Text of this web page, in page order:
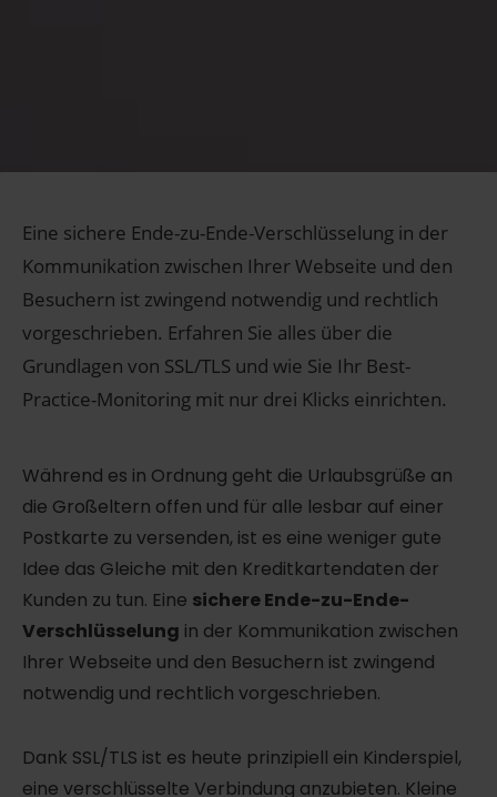
Eine sichere Ende-zu-Ende-Verschlüsselung in der
Kommunikation zwischen Ihrer Webseite und den
Besuchern ist zwingend notwendig und rechtlich
vorgeschrieben. Erfahren Sie alles über die
Grundlagen von SSL/TLS und wie Sie Ihr Best-
Practice-Monitoring mit nur drei Klicks einrichten.
Während es in Ordnung geht die Urlaubsgrüße an
die Großeltern offen und für alle lesbar auf einer
Postkarte zu versenden, ist es eine weniger gute
Idee das Gleiche mit den Kreditkartendaten der
Kunden zu tun. Eine sichere Ende-zu-Ende-
Verschlüsselung in der Kommunikation zwischen
Ihrer Webseite und den Besuchern ist zwingend
notwendig und rechtlich vorgeschrieben.
Dank SSL/TLS ist es heute prinzipiell ein Kinderspiel,
eine verschlüsselte Verbindung anzubieten. Kleine